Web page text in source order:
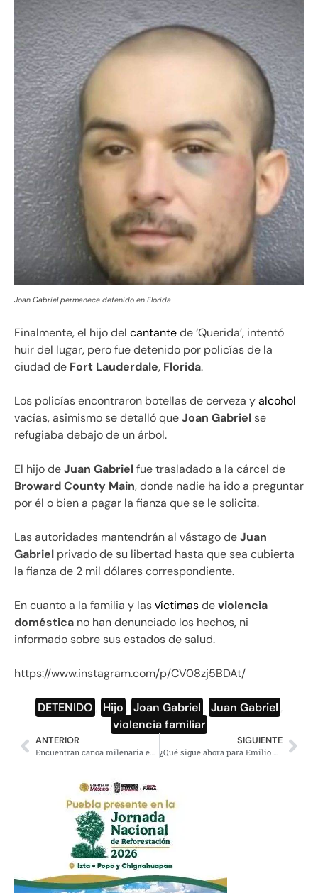
Joan Gabriel permanece detenido en Florida
Finalmente, el hijo del cantantede ‘Querida’, intentó
huir del lugar, pero fue detenido por policías de la
ciudad de Fort Lauderdale, Florida.
Los policías encontraron botellas de cerveza yalcohol
vacías, asimismo se detalló queJoan Gabrielse
refugiaba debajo de un árbol.
El hijo deJuan Gabrielfue trasladado a la cárcel de
Broward County Main, donde nadie ha ido a preguntar
por él o bien a pagar la fianza que se le solicita.
Las autoridades mantendrán al vástago deJuan
Gabriel privado de su libertad hasta que sea cubierta
la fianza de 2 mil dólares correspondiente.
En cuanto a la familia y lasvíctimasdeviolencia
doméstica no han denunciado los hechos, ni
informado sobre sus estados de salud.
https://www.instagram.com/p/CV08zj5BDAt/
DETENIDO Hijo Joan Gabriel Juan Gabriel
violencia familiar
ANTERIOR
Encuentran canoa milenaria en obras del Tren Maya
SIGUIENTE
¿Qué sigue ahora para Emilio Lozoya? Este es el ABC del caso